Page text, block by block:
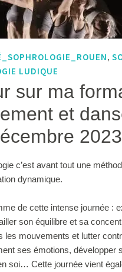
,
LUDIQUE
sur ma
et
2023
c’est avant tout une
dynamique.
de cette intense journée :
son équilibre et sa
les mouvements et lutter
ses émotions, développer
soi… Cette journée vient